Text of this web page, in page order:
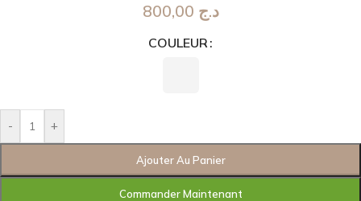
د.ج
COULEUR
- +
Ajouter Au Panier
Commander Maintenant